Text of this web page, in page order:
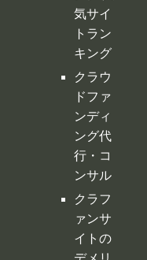
ング代
行・コ
ンサル
クラフ
ァンサ
イトの
デメリ
ット
クラウ
ドファ
ンディ
ングの
税金